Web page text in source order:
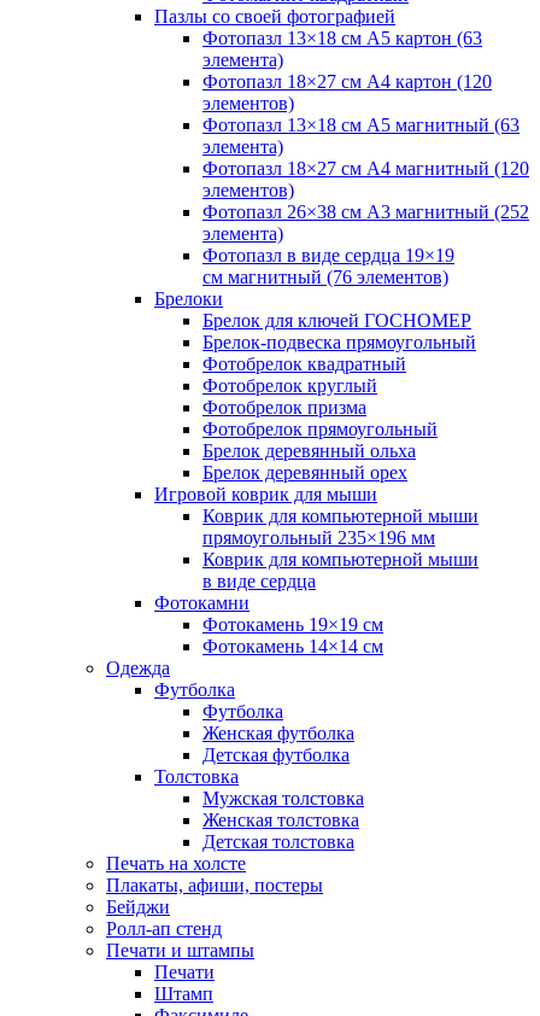
Пазлы со своей фотографией
Фотопазл 13×18 см А5 картон (63
элемента)
Фотопазл 18×27 см А4 картон (120
элементов)
Фотопазл 13×18 см А5 магнитный (63
элемента)
Фотопазл 18×27 см А4 магнитный (120
элементов)
Фотопазл 26×38 см А3 магнитный (252
элемента)
Фотопазл в виде сердца 19×19
см магнитный (76 элементов)
Брелоки
Брелок для ключей ГОСНОМЕР
Брелок-подвеска прямоугольный
Фотобрелок квадратный
Фотобрелок круглый
Фотобрелок призма
Фотобрелок прямоугольный
Брелок деревянный ольха
Брелок деревянный орех
Игровой коврик для мыши
Коврик для компьютерной мыши
прямоугольный 235×196 мм
Коврик для компьютерной мыши
в виде сердца
Фотокамни
Фотокамень 19×19 см
Фотокамень 14×14 см
Одежда
Футболка
Футболка
Женская футболка
Детская футболка
Толстовка
Мужская толстовка
Женская толстовка
Детская толстовка
Печать на холсте
Плакаты, афиши, постеры
Бейджи
Ролл-ап стенд
Печати и штампы
Печати
Штамп